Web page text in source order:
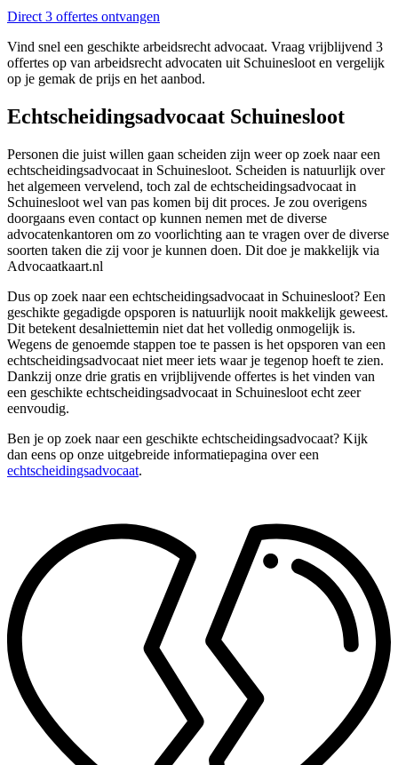
Direct 3 offertes ontvangen
Vind snel een geschikte arbeidsrecht advocaat. Vraag vrijblijvend 3
offertes op van arbeidsrecht advocaten uit Schuinesloot en vergelijk
op je gemak de prijs en het aanbod.
Echtscheidingsadvocaat Schuinesloot
Personen die juist willen gaan scheiden zijn weer op zoek naar een
echtscheidingsadvocaat in Schuinesloot. Scheiden is natuurlijk over
het algemeen vervelend, toch zal de echtscheidingsadvocaat in
Schuinesloot wel van pas komen bij dit proces. Je zou overigens
doorgaans even contact op kunnen nemen met de diverse
advocatenkantoren om zo voorlichting aan te vragen over de diverse
soorten taken die zij voor je kunnen doen. Dit doe je makkelijk via
Advocaatkaart.nl
Dus op zoek naar een echtscheidingsadvocaat in Schuinesloot? Een
geschikte gegadigde opsporen is natuurlijk nooit makkelijk geweest.
Dit betekent desalniettemin niet dat het volledig onmogelijk is.
Wegens de genoemde stappen toe te passen is het opsporen van een
echtscheidingsadvocaat niet meer iets waar je tegenop hoeft te zien.
Dankzij onze drie gratis en vrijblijvende offertes is het vinden van
een geschikte echtscheidingsadvocaat in Schuinesloot echt zeer
eenvoudig.
Ben je op zoek naar een geschikte echtscheidingsadvocaat? Kijk
dan eens op onze uitgebreide informatiepagina over een
echtscheidingsadvocaat.